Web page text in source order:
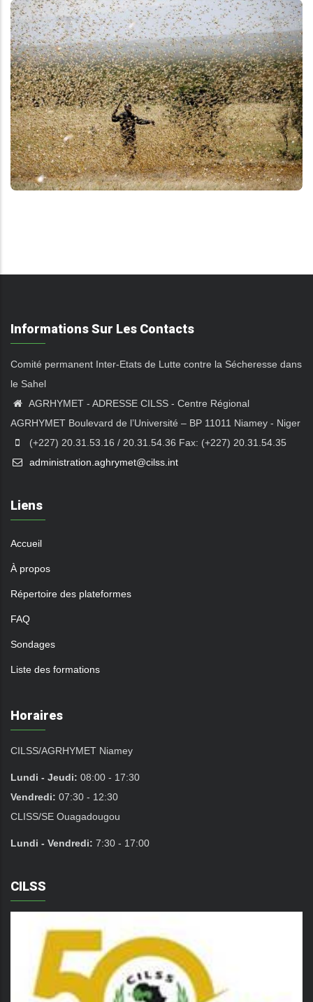
ALERTE CRIQUET PELERIN
CLIMAT
Informations Sur Les Contacts
Comité permanent Inter-Etats de Lutte contre la Sécheresse dans
le Sahel
AGRHYMET - ADRESSE CILSS - Centre Régional
AGRHYMET Boulevard de l’Université – BP 11011 Niamey - Niger
(+227) 20.31.53.16 / 20.31.54.36 Fax: (+227) 20.31.54.35
administration.aghrymet@cilss.int
Liens
Accueil
À propos
Répertoire des plateformes
FAQ
Sondages
Liste des formations
Horaires
CILSS/AGRHYMET Niamey
Lundi - Jeudi: 08:00 - 17:30
Vendredi: 07:30 - 12:30
CLISS/SE Ouagadougou
Lundi - Vendredi: 7:30 - 17:00
CILSS